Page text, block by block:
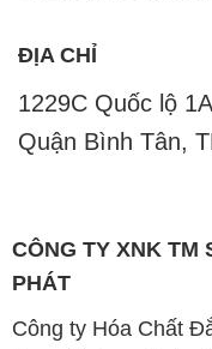
ĐỊA CHỈ
1229C Quốc lộ
Quận Bình Tân,
CÔNG TY XNK TM
PHÁT
Công ty Hóa Chất